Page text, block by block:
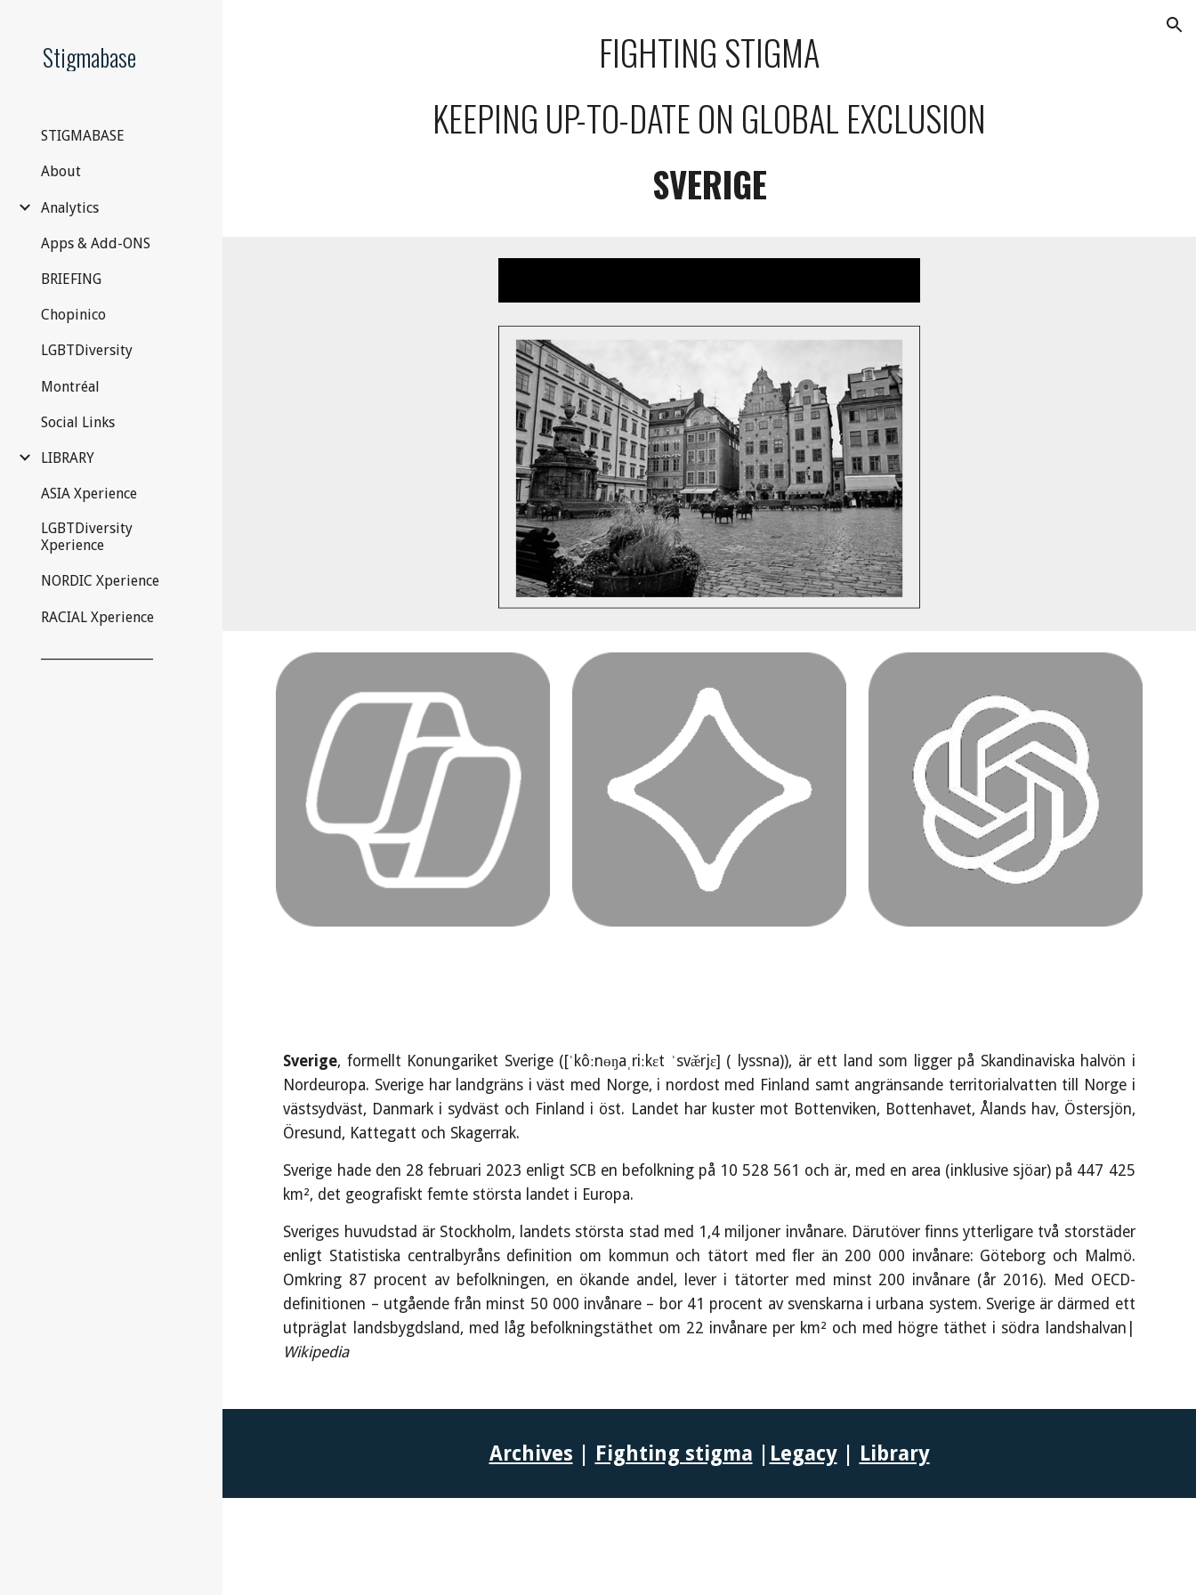
Stigmabase
STIGMABASE
About
Analytics
Apps & Add-ONS
BRIEFING
Chopinico
LGBTDiversity
Montréal
Social Links
LIBRARY
ASIA Xperience
LGBTDiversity
Xperience
NORDIC Xperience
RACIAL Xperience
FIGHTING STIGMA
KEEPING UP-TO-DATE ON GLOBAL EXCLUSION
SVERIGE
Sverige, formellt Konungariket Sverige ([ˈkôːnɵŋaˌriːkɛt ˈsvæ̌rjɛ] ( lyssna)), är ett land som ligger på Skandinaviska halvön i
Nordeuropa. Sverige har landgräns i väst med Norge, i nordost med Finland samt angränsande territorialvatten till Norge i
västsydväst, Danmark i sydväst och Finland i öst. Landet har kuster mot Bottenviken, Bottenhavet, Ålands hav, Östersjön,
Öresund, Kattegatt och Skagerrak.
Sverige hade den 28 februari 2023 enligt SCB en befolkning på 10 528 561 och är, med en area (inklusive sjöar) på 447 425
km², det geografiskt femte största landet i Europa.
Sveriges huvudstad är Stockholm, landets största stad med 1,4 miljoner invånare. Därutöver finns ytterligare två storstäder
enligt Statistiska centralbyråns definition om kommun och tätort med fler än 200 000 invånare: Göteborg och Malmö.
Omkring 87 procent av befolkningen, en ökande andel, lever i tätorter med minst 200 invånare (år 2016). Med OECD-
definitionen – utgående från minst 50 000 invånare – bor 41 procent av svenskarna i urbana system. Sverige är därmed ett
utpräglat landsbygdsland, med låg befolkningstäthet om 22 invånare per km² och med högre täthet i södra landshalvan
Wikipedia
Archives Fighting stigma Legacy| Library